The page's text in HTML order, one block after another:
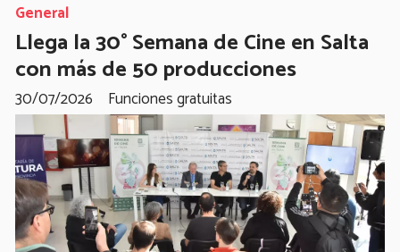
Llega la 30° Semana de Cine en Salta
con más de 50 producciones
Funciones gratuitas
General
30/07/2026